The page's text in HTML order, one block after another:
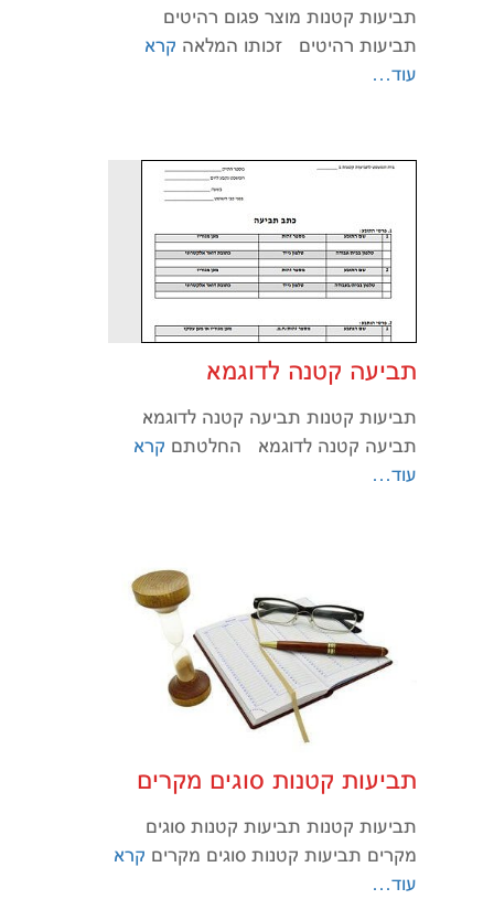
תביעות קטנות מוצר פגום רהיטים
תביעות רהיטים זכותו המלאה קרא
עוד…
תביעה קטנה לדוגמא
תביעות קטנות תביעה קטנה לדוגמא
תביעה קטנה לדוגמא החלטתם קרא
עוד…
תביעות קטנות סוגים מקרים
תביעות קטנות תביעות קטנות סוגים
מקרים תביעות קטנות סוגים מקרים קרא
עוד…